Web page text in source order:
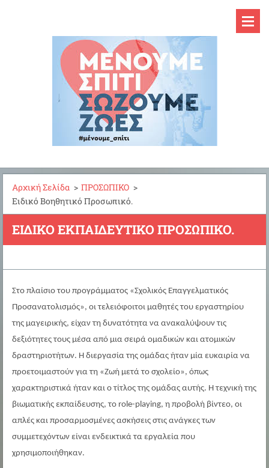
Αρχική Σελίδα > ΠΡΟΣΩΠΙΚΟ >
Ειδικό Βοηθητικό Προσωπικό.
ΕΙΔΙΚΌ ΕΚΠΑΙΔΕΥΤΙΚΌ ΠΡΟΣΩΠΙΚΌ.
Στο πλαίσιο του προγράμματος «Σχολικός Επαγγελματικός
Προσανατολισμός», οι τελειόφοιτοι μαθητές του εργαστηρίου
της μαγειρικής, είχαν τη δυνατότητα να ανακαλύψουν τις
δεξιότητες τους μέσα από μια σειρά ομαδικών και ατομικών
δραστηριοτήτων. Η διεργασία της ομάδας ήταν μία ευκαιρία να
προετοιμαστούν για τη «Ζωή μετά το σχολείο», όπως
χαρακτηριστικά ήταν και ο τίτλος της ομάδας αυτής. Η τεχνική της
βιωματικής εκπαίδευσης, το role-playing, η προβολή βίντεο, οι
απλές και προσαρμοσμένες ασκήσεις στις ανάγκες των
συμμετεχόντων είναι ενδεικτικά τα εργαλεία που
χρησιμοποιήθηκαν.